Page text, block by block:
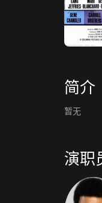
简介
暂无
演职